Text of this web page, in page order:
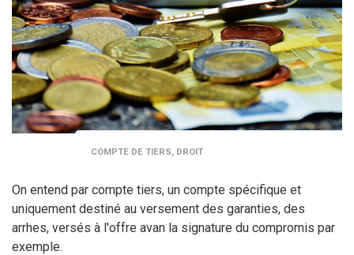
COMPTE DE TIERS, DROIT
On entend par compte tiers, un compte spécifique et
uniquement destiné au versement des garanties, des
arrhes, versés à l'offre avan la signature du compromis par
exemple.